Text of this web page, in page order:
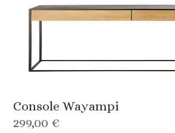
Console Wayampi
299,00 €